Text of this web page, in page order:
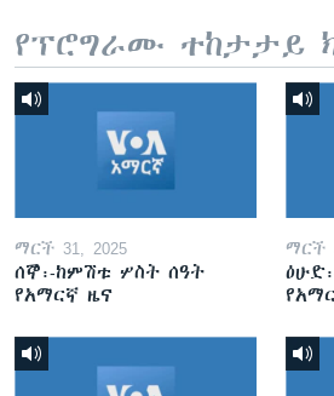
የፕሮግራሙ ተከታታይ
ማርች 31, 2025
ሰኞ፡-ከምሽቱ ሦስት ሰዓት
የአማርኛ ዜና
ማርች